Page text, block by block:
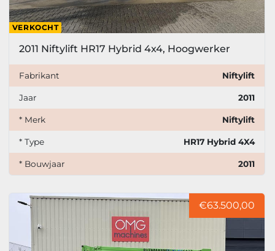
VERKOCHT
2011 Niftylift HR17 Hybrid 4x4, Hoogwerker
Fabrikant Niftylift
Jaar 2011
* Merk Niftylift
* Type HR17 Hybrid 4X4
* Bouwjaar 2011
€63.500,00